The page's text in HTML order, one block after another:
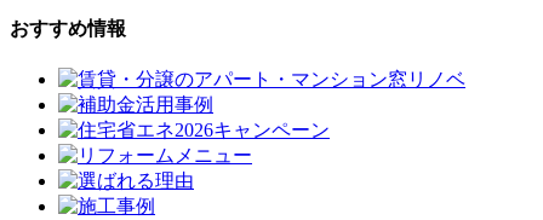
おすすめ情報